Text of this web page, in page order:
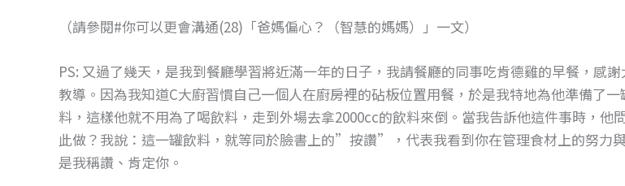
（請參閱#你可以更會溝通(28)「爸媽偏心？（智慧的媽媽）」一文）
PS: 又過了幾天，是我到餐廳學習將近滿一年的日子，我請餐廳的同事吃肯德雞的早餐，感
教導。因為我知道C大廚習慣自己一個人在廚房裡的砧板位置用餐，於是我特地為他準備了一
料，這樣他就不用為了喝飲料，走到外場去拿2000cc的飲料來倒。當我告訴他這件事時，他
此做？我說：這一罐飲料，就等同於臉書上的”按讚”，代表我看到你在管理食材上的努力
是我稱讚、肯定你。